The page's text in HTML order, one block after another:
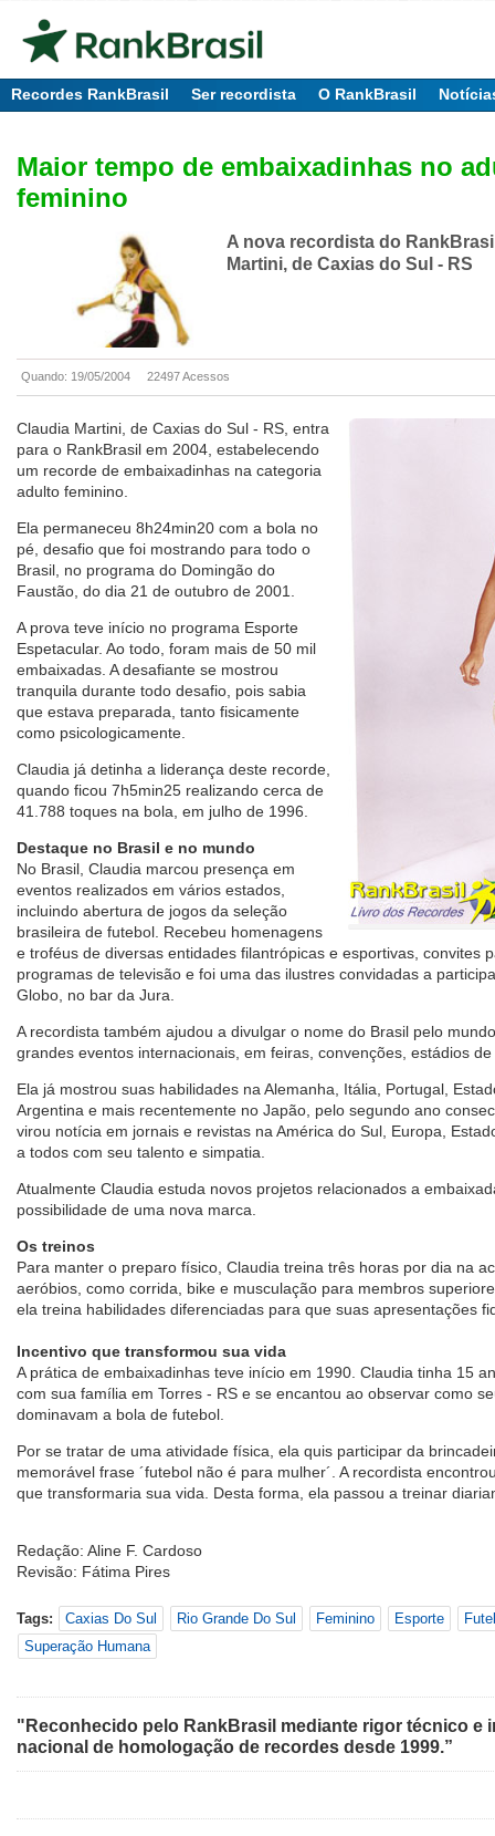
Recordes RankBrasil Ser recordista O RankBrasil
Maior tempo de embaixadinhas no
feminino
A nova recordista do
Martini, de Caxias do Sul - RS
Quando: 19/05/2004 22497 Acessos
Claudia Martini, de Caxias do Sul - RS, entra
para o RankBrasil em 2004, estabelecendo
um recorde de embaixadinhas na categoria
adulto feminino.
Ela permaneceu 8h24min20 com a bola no
pé, desafio que foi mostrando para todo o
Brasil, no programa do Domingão do
Faustão, do dia 21 de outubro de 2001.
A prova teve início no programa Esporte
Espetacular. Ao todo, foram mais de 50 mil
embaixadas. A desafiante se mostrou
tranquila durante todo desafio, pois sabia
que estava preparada, tanto fisicamente
como psicologicamente.
Claudia já detinha a liderança deste recorde,
quando ficou 7h5min25 realizando cerca de
41.788 toques na bola, em julho de 1996.
Destaque no Brasil e no mundo
No Brasil, Claudia marcou presença em
eventos realizados em vários estados,
incluindo abertura de jogos da seleção
brasileira de futebol. Recebeu homenagens
e troféus de diversas entidades filantrópicas e esportivas, convites
programas de televisão e foi uma das ilustres convidadas a
Globo, no bar da Jura.
A recordista também ajudou a divulgar o nome do Brasil pelo
grandes eventos internacionais, em feiras, convenções, estádios
Ela já mostrou suas habilidades na Alemanha, Itália, Portugal,
Argentina e mais recentemente no Japão, pelo segundo ano
virou notícia em jornais e revistas na América do Sul, Europa,
a todos com seu talento e simpatia.
Atualmente Claudia estuda novos projetos relacionados a
possibilidade de uma nova marca.
Os treinos
Para manter o preparo físico, Claudia treina três horas por dia na
aeróbios, como corrida, bike e musculação para membros
ela treina habilidades diferenciadas para que suas apresentações
Incentivo que transformou sua vida
A prática de embaixadinhas teve início em 1990. Claudia tinha 15
com sua família em Torres - RS e se encantou ao observar como
dominavam a bola de futebol.
Por se tratar de uma atividade física, ela quis participar da
memorável frase ´futebol não é para mulher´. A recordista
que transformaria sua vida. Desta forma, ela passou a treinar
Redação: Aline F. Cardoso
Revisão: Fátima Pires
Tags: Caxias Do Sul Rio Grande Do Sul Feminino Esporte
Superação Humana
"Reconhecido pelo RankBrasil mediante rigor técnico e
nacional de homologação de recordes desde 1999.”